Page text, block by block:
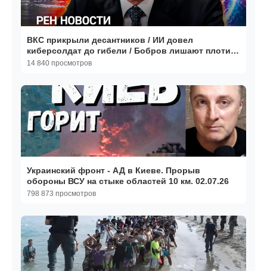
ВКС прикрыли десантников / ИИ довел
киберсолдат до гибели / Бобров лишают плотин /
ГЛАВНОЕ ЗА ДЕНЬ
14 840 просмотров
Украинский фронт - АД в Киеве. Прорыв
обороны ВСУ на стыке областей 10 км. 02.07.26
798 873 просмотров